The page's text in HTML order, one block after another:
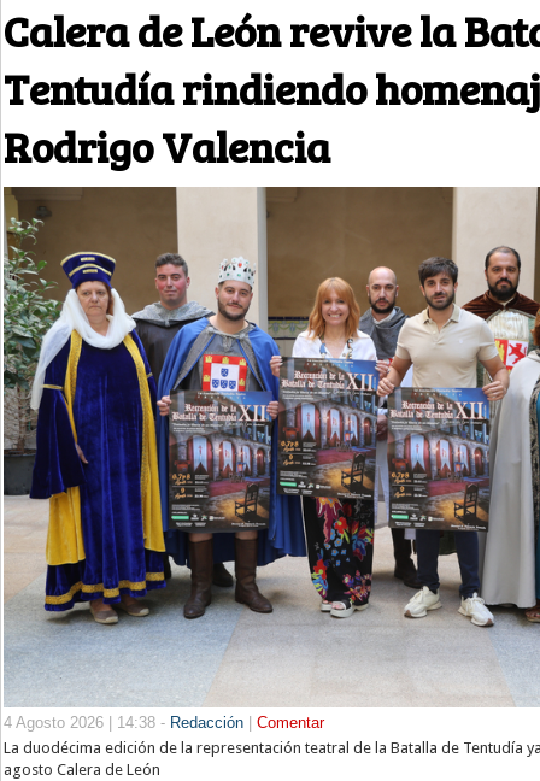
Calera de León revive la
Tentudía rindiendo
Rodrigo Valencia
4 Agosto 2026 | 14:38 - Redacción
Comentar
La duodécima edición de la representación teatral de la Batalla de Tentudía
agosto Calera de León